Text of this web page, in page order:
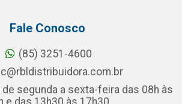
Fale Conosco
(85) 3251-4600
segunda a sexta-feira das 08h às
e das 13h30 às 17h30